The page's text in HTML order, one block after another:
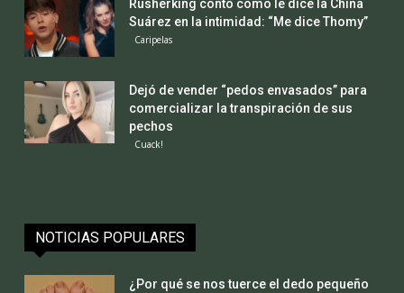
Rusherking contó cómo le dice la China
Suárez en la intimidad: “Me dice Thomy”
Caripelas
Dejó de vender “pedos envasados” para
comercializar la transpiración de sus
pechos
Cuack!
NOTICIAS POPULARES
¿Por qué se nos tuerce el dedo pequeño